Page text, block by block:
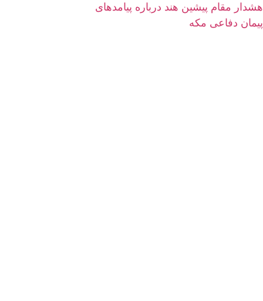
هشدار مقام پیشین هند درباره پیامدهای
پیمان دفاعی مکه